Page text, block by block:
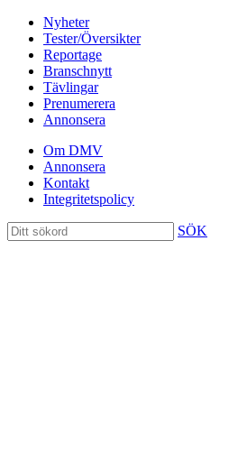
Nyheter
Tester/Översikter
Reportage
Branschnytt
Tävlingar
Prenumerera
Annonsera
Om DMV
Annonsera
Kontakt
Integritetspolicy
SÖK